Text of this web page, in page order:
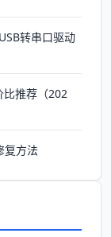
转串口驱动
比推荐（202
复方法